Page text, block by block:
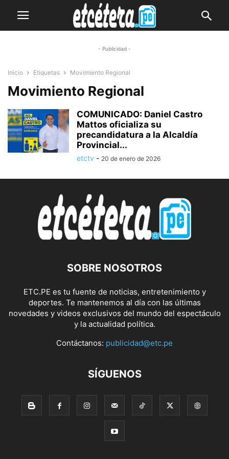
- Publicidad -
Inicio Etiquetas Movimiento Regional
Movimiento Regional
COMUNICADO: Daniel Castro
Mattos oficializa su
precandidatura a la Alcaldía
Provincial...
etctv - 20 de enero de 2026
SOBRE NOSOTROS
ETC.PE es tu fuente de noticias, entretenimiento y
deportes. Te mantenemos al día con las últimas
novedades y videos exclusivos del mundo del espectáculo
y la actualidad política.
Contáctanos: publicidad@etc.pe
SÍGUENOS